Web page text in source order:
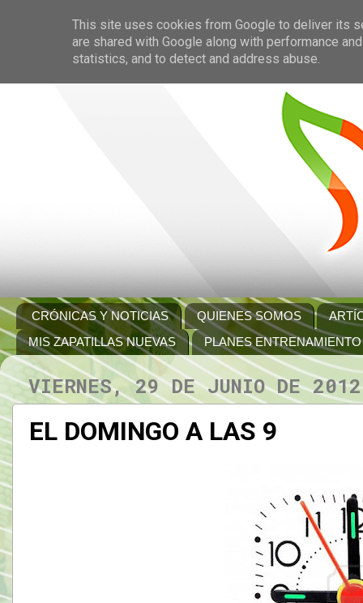
CRÓNICAS Y NOTICIAS QUIENES SOMOS
MIS ZAPATILLAS NUEVAS
PLANES ENTRENAMIENTO
VIERNES, 29 DE JUNIO DE 2012
EL DOMINGO A LAS 9
This site uses cookies from Google to deliver its
are shared with Google along with performance
statistics, and to detect and address abuse.